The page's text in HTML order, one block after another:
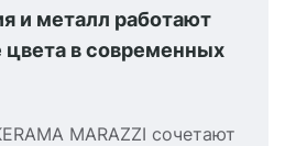
и металл работают
в современных
MARAZZI сочетают